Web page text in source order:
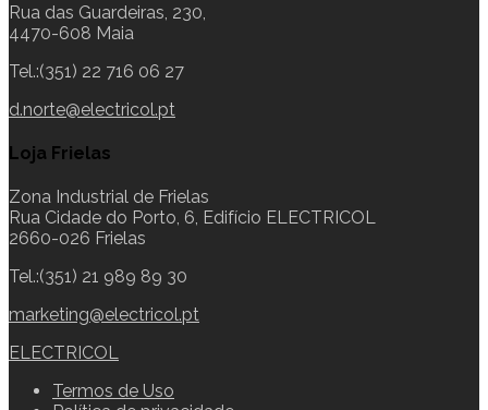
Rua das Guardeiras, 230,
4470-608 Maia
Tel.:(351) 22 716 06 27
d.norte@electricol.pt
Loja Frielas
Zona Industrial de Frielas
Rua Cidade do Porto, 6, Edifício ELECTRICOL
2660-026 Frielas
Tel.:(351) 21 989 89 30
marketing@electricol.pt
ELECTRICOL
Termos de Uso